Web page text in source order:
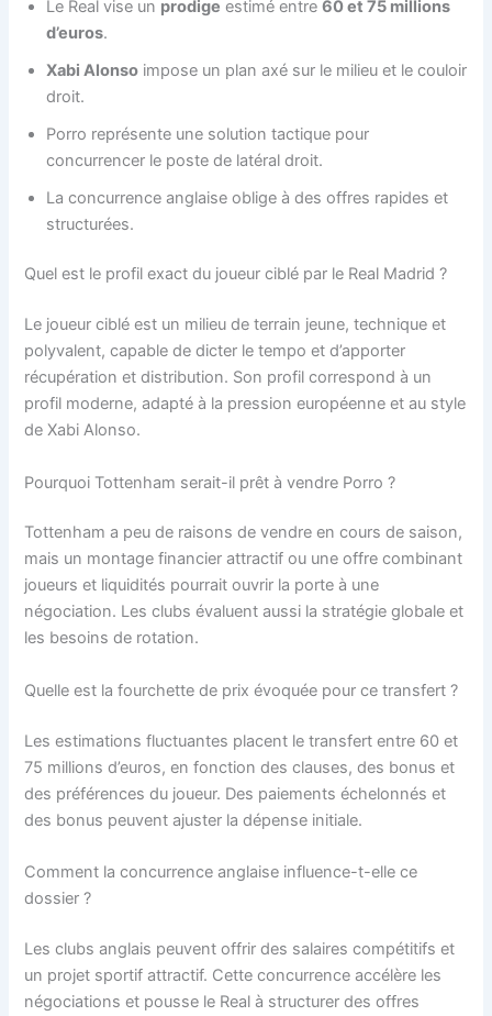
Le Real vise un prodige estimé entre60 et 75 millions
d’euros.
Xabi Alonso impose un plan axé sur le milieu et le couloir
droit.
Porro représente une solution tactique pour
concurrencer le poste de latéral droit.
La concurrence anglaise oblige à des offres rapides et
structurées.
Quel est le profil exact du joueur ciblé par le Real Madrid ?
Le joueur ciblé est un milieu de terrain jeune, technique et
polyvalent, capable de dicter le tempo et d’apporter
récupération et distribution. Son profil correspond à un
profil moderne, adapté à la pression européenne et au style
de Xabi Alonso.
Pourquoi Tottenham serait-il prêt à vendre Porro ?
Tottenham a peu de raisons de vendre en cours de saison,
mais un montage financier attractif ou une offre combinant
joueurs et liquidités pourrait ouvrir la porte à une
négociation. Les clubs évaluent aussi la stratégie globale et
les besoins de rotation.
Quelle est la fourchette de prix évoquée pour ce transfert ?
Les estimations fluctuantes placent le transfert entre 60 et
75 millions d’euros, en fonction des clauses, des bonus et
des préférences du joueur. Des paiements échelonnés et
des bonus peuvent ajuster la dépense initiale.
Comment la concurrence anglaise influence-t-elle ce
dossier ?
Les clubs anglais peuvent offrir des salaires compétitifs et
un projet sportif attractif. Cette concurrence accélère les
négociations et pousse le Real à structurer des offres